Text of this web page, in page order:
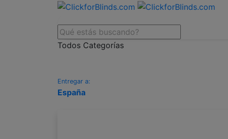
Todos Categorías
Entregar a:
España